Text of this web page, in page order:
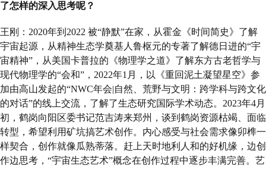
了怎样的深入思考呢？
王刚：2020年到2022 被“静默”在家，从霍金《时间简史》了解
宇宙起源，从精神生态学奠基人鲁枢元的专著了解德日进的“宇
宙精神”，从美国卡普拉的《物理学之道》了解东方古老哲学与
现代物理学的“会和”，2022年1月，以《重回泥土凝望星空》参
加由高山发起的“NWC年会|自然、荒野与文明：跨学科与跨文化
的对话”的线上交流，了解了生态研究国际学术动态。2023年4月
初，鹤岗向阳区委书记范吉涛来郑州，谈到鹤岗资源枯竭、面临
转型，希望利用矿坑搞艺术创作。内心感受与社会需求像卯榫一
样契合，创作就像瓜熟蒂落。赶上天时地利人和的好机缘，边创
作边思考，“宇宙生态艺术”概念在创作过程中逐步丰满完善。艺